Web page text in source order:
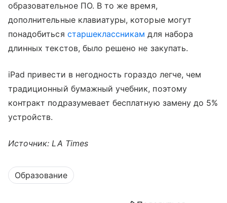
образовательное ПО. В то же время,
дополнительные клавиатуры, которые могут
понадобиться старшеклассникам для набора
длинных текстов, было решено не закупать.
iPad привести в негодность гораздо легче, чем
традиционный бумажный учебник, поэтому
контракт подразумевает бесплатную замену до 5%
устройств.
Источник: LA Times
Образование